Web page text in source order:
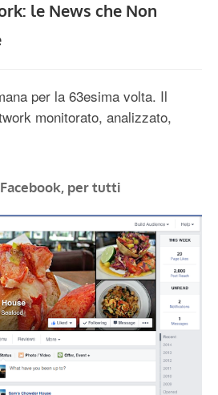
le News che Non
per la 63esima volta. Il
monitorato, analizzato,
per tutti